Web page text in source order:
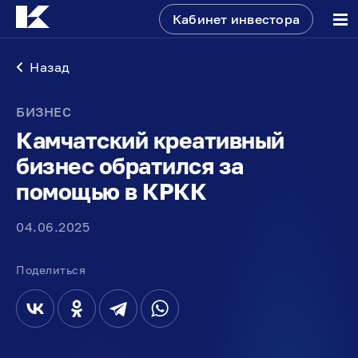
Кабинет инвестора
Назад
БИЗНЕС
Камчатский креативный
бизнес обратился за
помощью в КРКК
04.06.2025
Поделиться